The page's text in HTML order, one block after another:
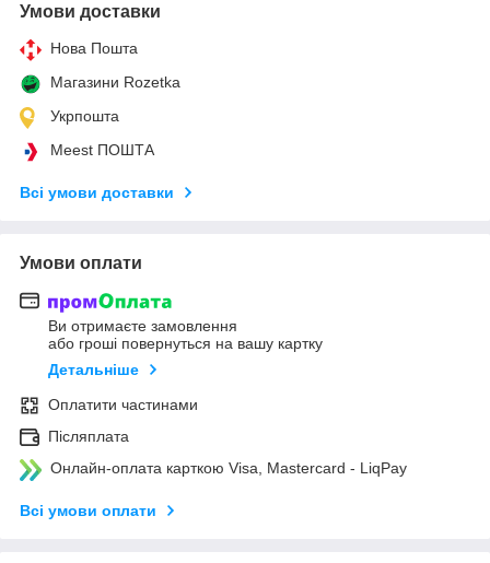
Умови доставки
Нова Пошта
Магазини Rozetka
Укрпошта
Meest ПОШТА
Всі умови доставки
Умови оплати
Ви отримаєте замовлення
або гроші повернуться на вашу картку
Детальніше
Оплатити частинами
Післяплата
Онлайн-оплата карткою Visa, Mastercard - LiqPay
Всі умови оплати